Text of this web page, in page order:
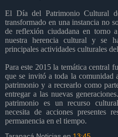
El Día del Patrimonio Cultural
transformado en una instancia no
de reflexión ciudadana en torno
nuestra herencia cultural y se
principales actividades culturales
Para este 2015 la temática central
que se invitó a toda la comunidad
patrimonio y a recrearlo como
entregar a las nuevas
patrimonio es un recurso
necesita de acciones presentes
permanencia en el tiempo.